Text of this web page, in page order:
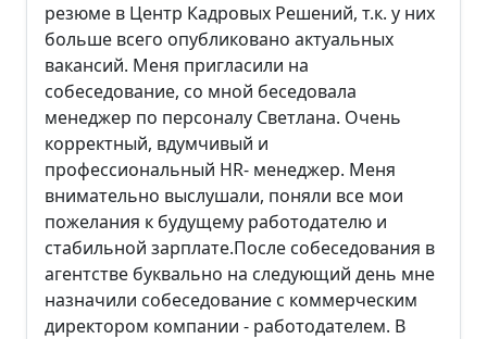
резюме в Центр Кадровых Решений, т.к. у них
больше всего опубликовано актуальных
вакансий. Меня пригласили на
собеседование, со мной беседовала
менеджер по персоналу Светлана. Очень
корректный, вдумчивый и
профессиональный HR- менеджер. Меня
внимательно выслушали, поняли все мои
пожелания к будущему работодателю и
стабильной зарплате.После собеседования в
агентстве буквально на следующий день мне
назначили собеседование с коммерческим
директором компании - работодателем. В